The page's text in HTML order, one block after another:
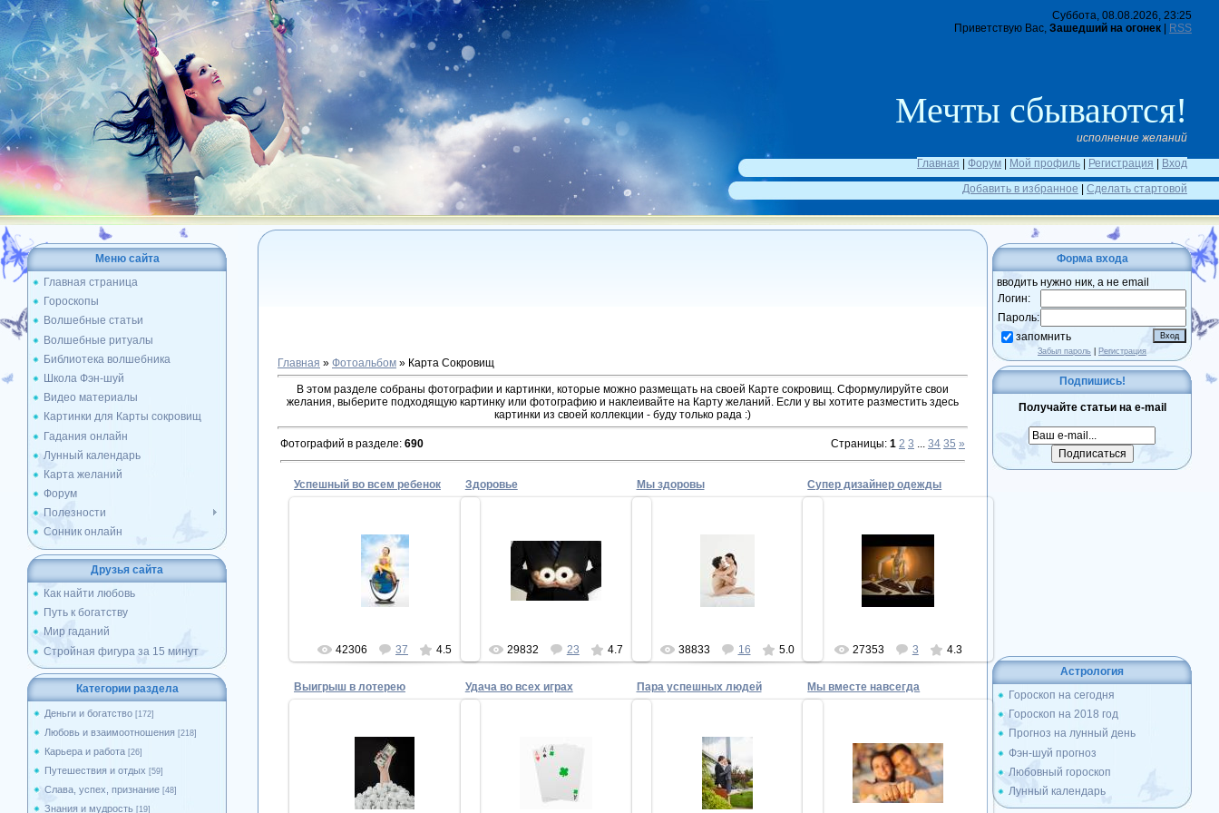
Суббота, 08.08.2026, 23:25
Приветствую Вас, Зашедший на огонек RSS
Мечты сбываются!
исполнение желаний
Главная
Форум Мой профиль Регистрация
Вход
Добавить в избранное
Сделать стартовой
Меню сайта
Главная страница
Гороскопы
Волшебные статьи
Волшебные ритуалы
Библиотека волшебника
Школа Фэн-шуй
Видео материалы
Картинки для Карты сокровищ
Гадания онлайн
Лунный календарь
Карта желаний
Форум
Полезности
Сонник онлайн
Друзья сайта
Как найти любовь
Путь к богатству
Мир гаданий
Стройная фигура за 15 минут
Категории раздела
Деньги и богатство [172]
Любовь и взаимоотношения [218]
Карьера и работа [26]
Путешествия и отдых [59]
Слава, успех, признание [48]
Знания и мудрость [19]
Главная » Фотоальбом » Карта Сокровищ
В этом разделе собраны фотографии и картинки, которые можно размещать на своей Карте сокровищ. Сформулируйте свои
желания, выберите подходящую картинку или фотографию и наклеивайте на Карту желаний. Если у вы хотите разместить здесь
картинки из своей коллекции - буду только рада :)
Фотографий в разделе: 690 Страницы: 1 2 3 ... 34 35 »
Успешный во всем ребенок
17.12.2010
Успешный во всем ребенок
Superman
42306 37 4.5
Здоровье
17.12.2010
организм работает как часы
Superman
29832 23 4.7
Мы здоровы
17.12.2010
Мы здоровы и счастливвы
Superman
38833 16 5.0
Супер дизайнер одежды
17.12.2010
Супер дизайнер одежды
Superman
27353 3 4.3
Выигрыш в лотерею
17.12.2010
Выигрыш в лотерею
Superman
Удача во всех играх
17.12.2010
Удача во всех играх
Superman
Пара успешных людей
17.12.2010
Мы - успешные люди
Superman
Мы вместе навсегда
17.12.2010
Мы вместе навсегда
Superman
Форма входа
вводить нужно ник, а не email
Логин:
Пароль:
запомнить
Забыл пароль Регистрация
Подпишись!
Получайте статьи на e-mail
Астрология
Гороскоп на сегодня
Гороскоп на 2018 год
Прогноз на лунный день
Фэн-шуй прогноз
Любовный гороскоп
Лунный календарь